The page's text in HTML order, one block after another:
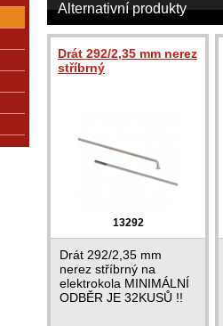
Alternativní produkty
Drát 292/2,35 mm nerez
stříbrný
13292
Drát 292/2,35 mm
nerez stříbrný na
elektrokola MINIMÁLNÍ
ODBĚR JE 32KUSŮ !!